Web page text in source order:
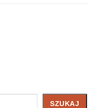
SZUKAJ